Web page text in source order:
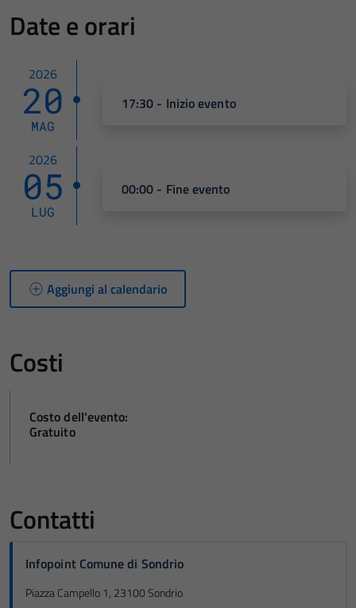
Date e orari
2026
20
MAG
17:30 - Inizio evento
2026
05
LUG
00:00 - Fine evento
Aggiungi al calendario
Costi
Costo dell'evento:
Gratuito
Contatti
Infopoint Comune di Sondrio
Piazza Campello 1, 23100 Sondrio